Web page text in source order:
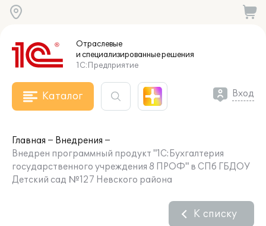
Отраслевые
и специализированныерешения
1С:Предприятие
Каталог Вход
Главная
Внедрения
Внедрен программный продукт "1С:Бухгалтерия
государственного учреждения 8 ПРОФ" в СПб ГБДОУ
Детский сад №127 Невского района
К списку